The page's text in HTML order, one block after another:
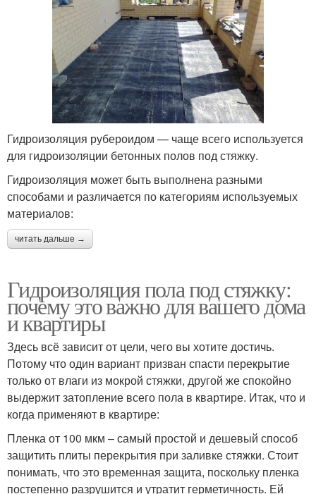
Гидроизоляция рубероидом — чаще всего используется
для гидроизоляции бетонных полов под стяжку.
Гидроизоляция может быть выполнена разными
способами и различается по категориям используемых
материалов:
читать дальше →
Гидроизоляция пола под стяжку:
почему это важно для вашего дома
и квартиры
Здесь всё зависит от цели, чего вы хотите достичь.
Потому что один вариант призван спасти перекрытие
только от влаги из мокрой стяжки, другой же спокойно
выдержит затопление всего пола в квартире. Итак, что и
когда применяют в квартире:
Пленка от 100 мкм – самый простой и дешевый способ
защитить плиты перекрытия при заливке стяжки. Стоит
понимать, что это временная защита, поскольку пленка
постепенно разрушится и утратит герметичность. Ей